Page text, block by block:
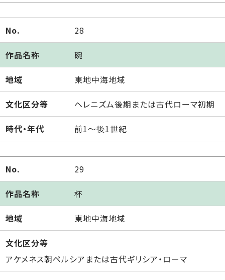
No. 28
作品名称 碗
地域 東地中海地域
文化区分等 ヘレニズム後期または古代ローマ初期
時代・年代 前1～後1世紀
No. 29
作品名称 杯
地域 東地中海地域
文化区分等
アケメネス朝ペルシアまたは古代ギリシア・ローマ